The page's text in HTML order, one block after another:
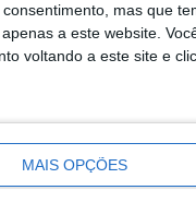
mas que
a este website.
voltando a este site e
MAIS OPÇÕES